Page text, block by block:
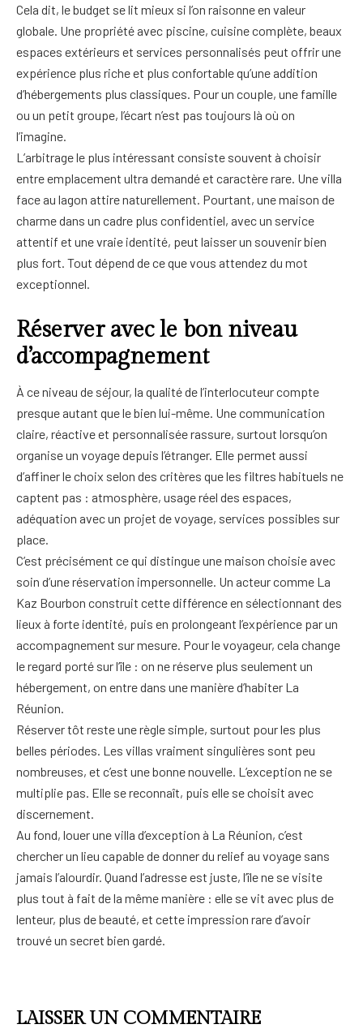
Cela dit, le budget se lit mieux si l’on raisonne en valeur
globale. Une propriété avec piscine, cuisine complète, beaux
espaces extérieurs et services personnalisés peut offrir une
expérience plus riche et plus confortable qu’une addition
d’hébergements plus classiques. Pour un couple, une famille
ou un petit groupe, l’écart n’est pas toujours là où on
l’imagine.
L’arbitrage le plus intéressant consiste souvent à choisir
entre emplacement ultra demandé et caractère rare. Une villa
face au lagon attire naturellement. Pourtant, une maison de
charme dans un cadre plus confidentiel, avec un service
attentif et une vraie identité, peut laisser un souvenir bien
plus fort. Tout dépend de ce que vous attendez du mot
exceptionnel.
Réserver avec le bon niveau
d’accompagnement
À ce niveau de séjour, la qualité de l’interlocuteur compte
presque autant que le bien lui-même. Une communication
claire, réactive et personnalisée rassure, surtout lorsqu’on
organise un voyage depuis l’étranger. Elle permet aussi
d’affiner le choix selon des critères que les filtres habituels ne
captent pas : atmosphère, usage réel des espaces,
adéquation avec un projet de voyage, services possibles sur
place.
C’est précisément ce qui distingue une maison choisie avec
soin d’une réservation impersonnelle. Un acteur comme La
Kaz Bourbon construit cette différence en sélectionnant des
lieux à forte identité, puis en prolongeant l’expérience par un
accompagnement sur mesure. Pour le voyageur, cela change
le regard porté sur l’île : on ne réserve plus seulement un
hébergement, on entre dans une manière d’habiter La
Réunion.
Réserver tôt reste une règle simple, surtout pour les plus
belles périodes. Les villas vraiment singulières sont peu
nombreuses, et c’est une bonne nouvelle. L’exception ne se
multiplie pas. Elle se reconnaît, puis elle se choisit avec
discernement.
Au fond, louer une villa d’exception à La Réunion, c’est
chercher un lieu capable de donner du relief au voyage sans
jamais l’alourdir. Quand l’adresse est juste, l’île ne se visite
plus tout à fait de la même manière : elle se vit avec plus de
lenteur, plus de beauté, et cette impression rare d’avoir
trouvé un secret bien gardé.
LAISSER UN COMMENTAIRE